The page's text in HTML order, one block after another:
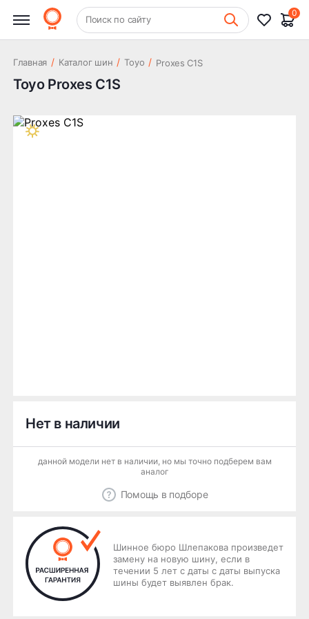
+7 (831) 261-35-35 Шиномонтаж
Поиск по сайту
0
Главная / Каталог шин / Toyo / Proxes C1S
Toyo Proxes C1S
Нет в наличии
данной модели нет в наличии, но мы точно подберем вам
аналог
Помощь в подборе
Шинное бюро Шлепакова произведет
замену на новую шину, если в
течении 5 лет с даты с даты выпуска
шины будет выявлен брак.